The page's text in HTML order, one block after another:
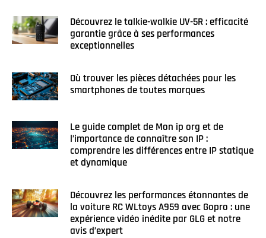
Découvrez le talkie-walkie UV-5R : efficacité
garantie grâce à ses performances
exceptionnelles
Où trouver les pièces détachées pour les
smartphones de toutes marques
Le guide complet de Mon ip org et de
l’importance de connaître son IP :
comprendre les différences entre IP statique
et dynamique
Découvrez les performances étonnantes de
la voiture RC WLtoys A959 avec Gopro : une
expérience vidéo inédite par GLG et notre
avis d’expert